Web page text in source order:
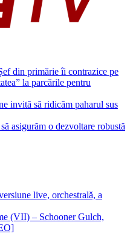
din primărie îi contrazice pe
la parcările pentru
invită să ridicăm paharul sus
asigurăm o dezvoltare robustă
live, orchestrală, a
(VII) – Schooner Gulch,